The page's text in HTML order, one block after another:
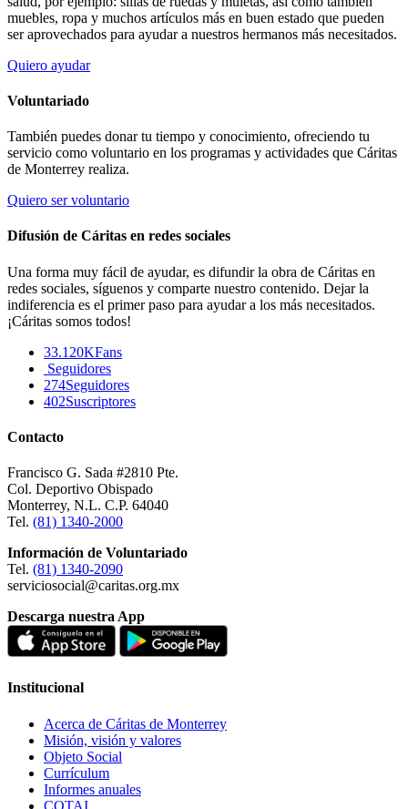
muebles, ropa y muchos artículos más en buen estado que pueden
ser aprovechados para ayudar a nuestros hermanos más necesitados.
Quiero ayudar
Voluntariado
También puedes donar tu tiempo y conocimiento, ofreciendo tu
servicio como voluntario en los programas y actividades que Cáritas
de Monterrey realiza.
Quiero ser voluntario
Difusión de Cáritas en redes sociales
Una forma muy fácil de ayudar, es difundir la obra de Cáritas en
redes sociales, síguenos y comparte nuestro contenido. Dejar la
indiferencia es el primer paso para ayudar a los más necesitados.
¡Cáritas somos todos!
33.120KFans
Seguidores
274Seguidores
402Suscriptores
Contacto
Francisco G. Sada #2810 Pte.
Col. Deportivo Obispado
Monterrey, N.L. C.P. 64040
Tel. (81) 1340-2000
Información de Voluntariado
Tel. (81) 1340-2090
serviciosocial@caritas.org.mx
Descarga nuestra App
Institucional
Acerca de Cáritas de Monterrey
Misión, visión y valores
Objeto Social
Currículum
Informes anuales
COTAI